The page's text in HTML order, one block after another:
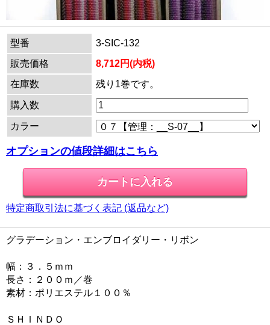
型番
3-SIC-132
販売価格
8,712円(内税)
在庫数
残り1巻です。
購入数
カラー
オプションの値段詳細はこちら
特定商取引法に基づく表記 (返品など)
グラデーション・エンブロイダリー・リボン
幅：３．５ｍｍ
長さ：２００ｍ／巻
素材：ポリエステル１００％
ＳＨＩＮＤＯ